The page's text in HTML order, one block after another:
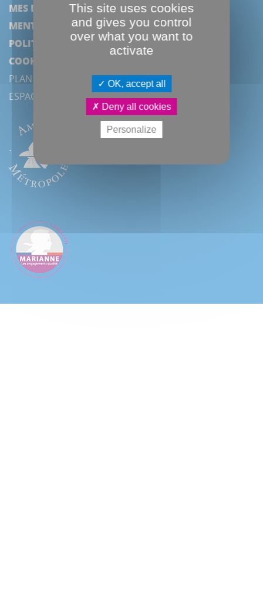
MES DÉMARCHES
MENTIONS LÉGALES
POLITIQUE DE CONFIDENTIALITÉ
COOKIES
PLAN DU SITE
ESPACE PRESSE
This site uses cookies
and gives you control
over what you want to
activate
OK, accept all
Deny all cookies
Personalize